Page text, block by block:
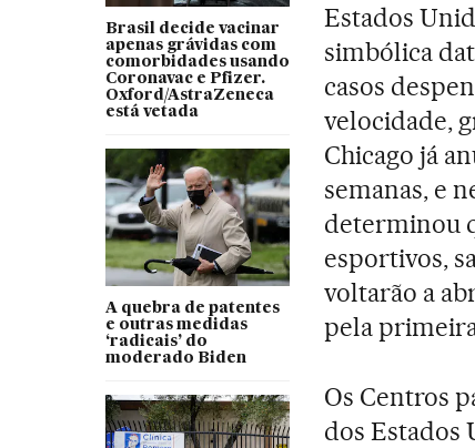
Brasil decide vacinar
apenas grávidas com
comorbidades usando
Coronavac e Pfizer.
Oxford/AstraZeneca
está vetada
A quebra de patentes
e outras medidas
‘radicais’ do
moderado Biden
Estados
simbólica
casos
velocidade,
Chicago já
semanas, e
determinou
esportivos,
voltarão a
pela
Os Centros
dos Estados